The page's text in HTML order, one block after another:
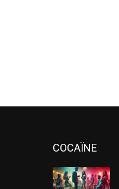
COCAÏNE